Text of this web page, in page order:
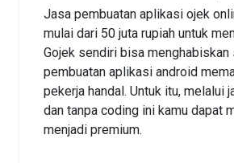
Jasa pembuatan aplikasi ojek
mulai dari 50 juta rupiah untuk
Gojek sendiri bisa menghabiskan
pembuatan aplikasi android
pekerja handal. Untuk itu,
dan tanpa coding ini kamu dapat
menjadi premium.